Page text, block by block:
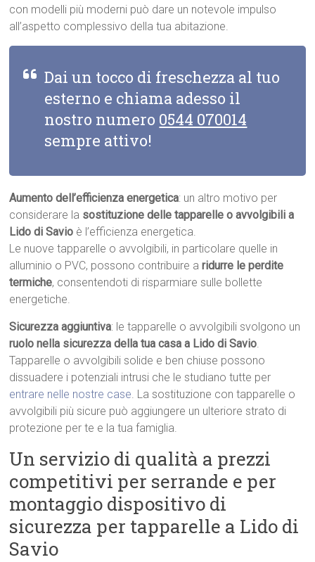
con modelli più moderni può dare un notevole impulso
all’aspetto complessivo della tua abitazione.
Dai un tocco di freschezza al tuo
esterno e chiama adesso il
nostro numero 0544 070014
sempre attivo!
Aumento dell’efficienza energetica: un altro motivo per
considerare la sostituzione delle tapparelle o avvolgibili a
Lido di Savio è l’efficienza energetica.
Le nuove tapparelle o avvolgibili, in particolare quelle in
alluminio o PVC, possono contribuire aridurre le perdite
termiche, consentendoti di risparmiare sulle bollette
energetiche.
Sicurezza aggiuntiva: le tapparelle o avvolgibili svolgono un
ruolo nella sicurezza della tua casa a Lido di Savio.
Tapparelle o avvolgibili solide e ben chiuse possono
dissuadere i potenziali intrusi che le studiano tutte per
entrare nelle nostre case. La sostituzione con tapparelle o
avvolgibili più sicure può aggiungere un ulteriore strato di
protezione per te e la tua famiglia.
Un servizio di qualità a prezzi
competitivi per serrande e per
montaggio dispositivo di
sicurezza per tapparelle a Lido di
Savio